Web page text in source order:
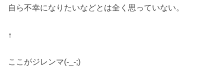
自ら不幸になりたいなどとは全く思っていない。
↑
ここがジレンマ(-_-;)